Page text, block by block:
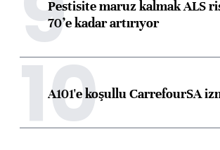
Pestisite maruz kalmak ALS
70’e kadar artırıyor
10
A101'e koşullu CarrefourSA